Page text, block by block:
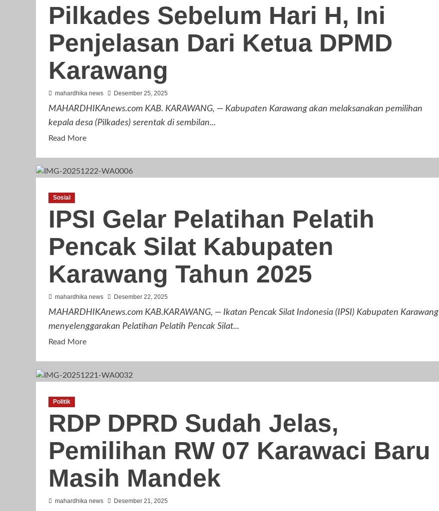
Pengamanan
Misa
Natal
2025
Pilkades Sebelum Hari H, Ini
Penjelasan Dari Ketua DPMD
Karawang
mahardhika news Desember 25, 2025
MAHARDHIKAnews.com KAB. KARAWANG, — Kabupaten Karawang akan melaksanakan pemilihan
kepala desa (Pilkades) serentak di sembilan...
Read MoreRead
Prosedur
DPT
Pilkades
Hari
Ini
Dari
Ketua
DPMD
Sosial
IPSI Gelar Pelatihan Pelatih
Pencak Silat Kabupaten
Karawang Tahun 2025
mahardhika news Desember 22, 2025
MAHARDHIKAnews.com KAB.KARAWANG, — Ikatan Pencak Silat Indonesia (IPSI) Kabupaten Karawang
menyelenggarakan Pelatihan Pelatih Pencak Silat...
Read MoreRead
IPSI
Pelatih
Kabupaten
Tahun
Politik
RDP DPRD Sudah Jelas,
Pemilihan RW 07 Karawaci Baru
Masih Mandek
mahardhika news Desember 21, 2025